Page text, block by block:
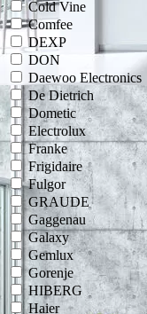
Cold Vine
Comfee
DEXP
DON
Daewoo Electronics
De Dietrich
Dometic
Electrolux
Franke
Frigidaire
Fulgor
GRAUDE
Gaggenau
Galaxy
Gemlux
Gorenje
HIBERG
Haier